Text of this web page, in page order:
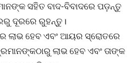
ସହିତ ବାଦ-ବିବାଦରେ ପଡ଼ନ୍ତୁ
ଦୂରରେ ରୁହନ୍ତୁ।
ଲାଭ ହେବ ଏବଂ ଆୟର ସ୍ରୋତରେ
ଲାଭ ହେବ ଏବଂ ତାଙ୍କ